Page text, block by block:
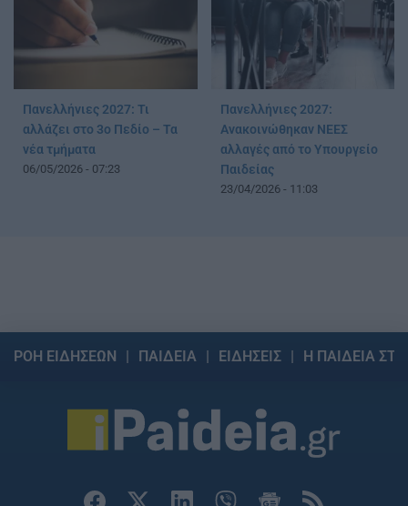
Πανελλήνιες 2027: Τι
αλλάζει στο 3ο Πεδίο – Τα
νέα τμήματα
06/05/2026 - 07:23
Πανελλήνιες 2027:
Ανακοινώθηκαν ΝΕΕΣ
αλλαγές από το Υπουργείο
Παιδείας
23/04/2026 - 11:03
ΡΟΗ ΕΙΔΗΣΕΩΝ ΠΑΙΔΕΙΑ ΕΙΔΗΣΕΙΣ Η ΠΑΙΔΕΙΑ